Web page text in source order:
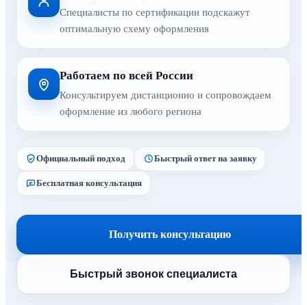
Специалисты по сертификации подскажут
оптимальную схему оформления
Работаем по всей России
Консультируем дистанционно и сопровождаем
оформление из любого региона
Официальный подход Быстрый ответ на заявку
Бесплатная консультация
Получить консультацию
Быстрый звонок специалиста